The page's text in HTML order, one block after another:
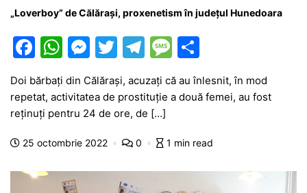
„Loverboy” de Călărași, proxenetism în județul Hunedoara
F
c
e
b
o
W
h
at
s
A
p
M
s
s
e
g
T
w
itt
er
T
el
e
gr
a
m
M
s
a
e
ta
a
ă
Doi bărbaţi din Călăraşi, acuzaţi că au înlesnit, în mod
repetat, activitatea de prostituţie a două femei, au fost
reţinuţi pentru 24 de ore, de […]
25 octombrie 2022 0 1 min read